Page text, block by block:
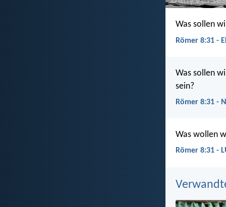
Was sollen
Römer 8:31 -
Was sollen
sein?
Römer 8:31 -
Was wollen
Römer 8:31 -